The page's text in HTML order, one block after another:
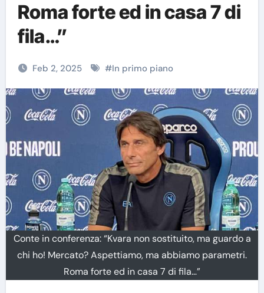
Roma forte ed in casa 7 di
fila…”
Feb 2, 2025 #In primo piano
Conte in conferenza: “Kvara non sostituito, ma guardo a
chi ho! Mercato? Aspettiamo, ma abbiamo parametri.
Roma forte ed in casa 7 di fila…”